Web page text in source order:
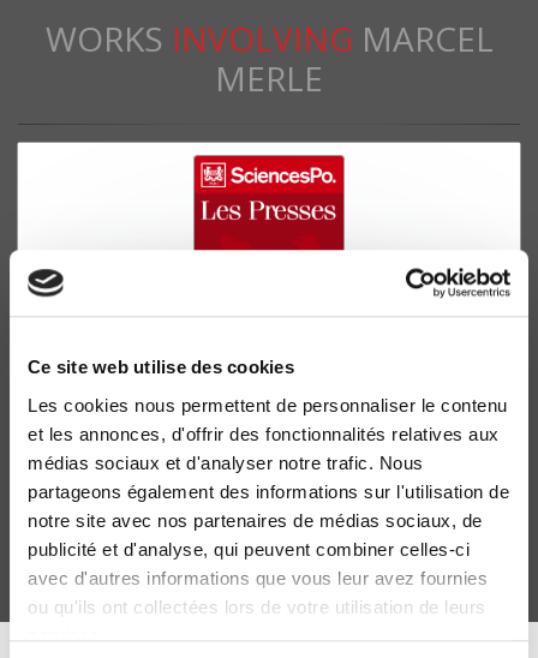
Ce site web utilise des cookies
Les cookies nous permettent de personnaliser le contenu
et les annonces, d'offrir des fonctionnalités relatives aux
médias sociaux et d'analyser notre trafic. Nous
partageons également des informations sur l'utilisation de
notre site avec nos partenaires de médias sociaux, de
publicité et d'analyse, qui peuvent combiner celles-ci
avec d'autres informations que vous leur avez fournies
ou qu'ils ont collectées lors de votre utilisation de leurs
WORKS INVOLVING MARCEL
MERLE
Les Églises chrétiennes et la décolonisation
Marcel Merle